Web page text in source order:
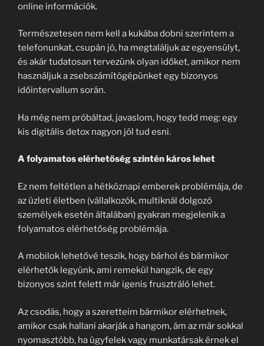
online információk.
Természetesen nem kell a kukába dobni szerintem a
telefonunkat, csupán jó, ha megtaláljuk az egyensúlyt,
és akár tudatosan tervezünk olyan időket, amikor nem
használjuk a zsebszámítógépünket egy bizonyos
időintervallum során.
Ha még nem próbáltad, javaslom, hogy tedd meg: egy
kis digitális detox nagyon jól tud esni.
A folyamatos elérhetőség szintén káros lehet
Ez nem feltétlen a hétköznapi emberek problémája, de
az üzleti életben (vállalkozók, multiknál dolgozó
személyek esetén általában) gyakran megjelenik a
folyamatos elérhetőség problémája.
A mobilok lehetővé teszik, hogy bárhol és bármikor
elérhetők legyünk, ami remekül hangzik, de egy
bizonyos szint felett már igenis frusztráló lehet.
Az csodás, hogy a szeretteim bármikor elérhetnek,
amikor csak hallani akarják a hangom, ám az már sokkal
nyomasztóbb, ha ügyfelek vagy munkatársak érnek el